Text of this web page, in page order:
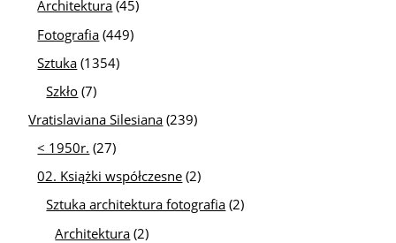
Architektura (45)
Fotografia (449)
Sztuka (1354)
Szkło (7)
Vratislaviana Silesiana (239)
< 1950r. (27)
02. Książki współczesne (2)
Sztuka architektura fotografia (2)
Architektura (2)